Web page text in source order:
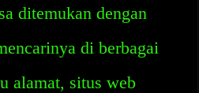
ditemukan dengan
di berbagai
alamat, situs web